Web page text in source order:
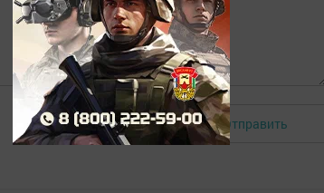
Авторизоваться Отправить